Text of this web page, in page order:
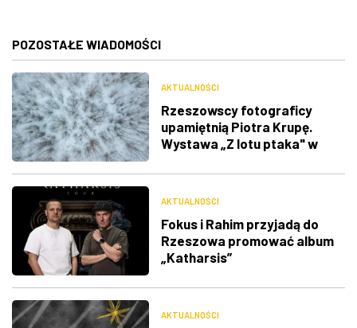
POZOSTAŁE WIADOMOŚCI
AKTUALNOŚCI
Rzeszowscy fotograficy
upamiętnią Piotra Krupę.
Wystawa „Z lotu ptaka" w
AKTUALNOŚCI
Fokus i Rahim przyjadą do
Rzeszowa promować album
„Katharsis”
AKTUALNOŚCI